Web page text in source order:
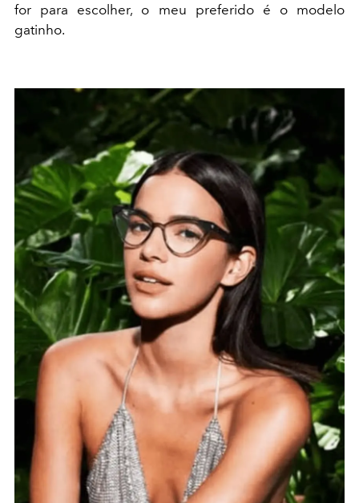
for para escolher, o meu preferido é o modelo
gatinho.